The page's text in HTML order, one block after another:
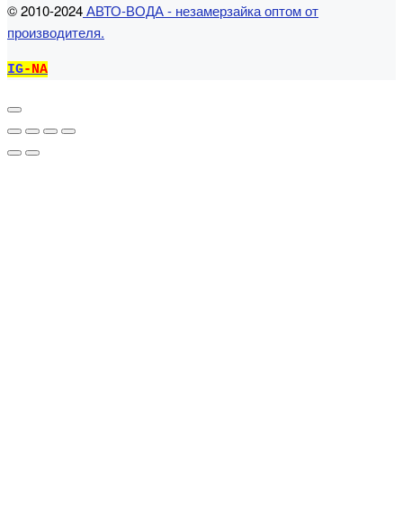
© 2010-2024АВТО-ВОДА - незамерзайка оптом от
производителя.
IG-NA